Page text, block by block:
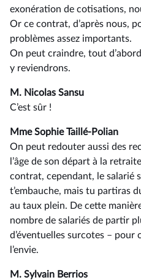
exonération de cotisations,
Or ce contrat, d’après nous,
problèmes assez importants.
On peut craindre, tout
y reviendrons.
M. Nicolas Sansu
C’est sûr !
Mme Sophie Taillé-Polian
On peut redouter aussi des
l’âge de son départ à la
contrat, cependant, le salarié
t’embauche, mais tu partiras
au taux plein. De cette
nombre de salariés de partir
d’éventuelles surcotes –⁠
l’envie.
M. Sylvain Berrios